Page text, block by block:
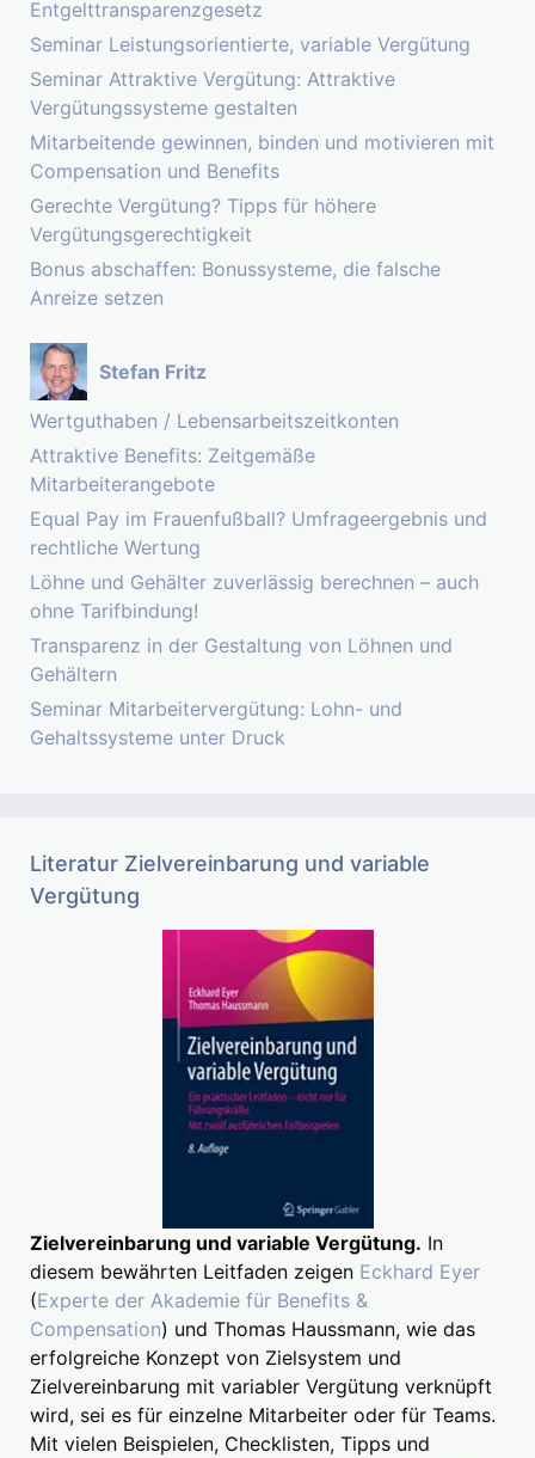
Entgelttransparenzgesetz
Seminar Leistungsorientierte, variable Vergütung
Seminar Attraktive Vergütung: Attraktive
Vergütungssysteme gestalten
Mitarbeitende gewinnen, binden und motivieren mit
Compensation und Benefits
Gerechte Vergütung? Tipps für höhere
Vergütungsgerechtigkeit
Bonus abschaffen: Bonussysteme, die falsche
Anreize setzen
Stefan Fritz
Wertguthaben / Lebensarbeitszeitkonten
Attraktive Benefits: Zeitgemäße
Mitarbeiterangebote
Equal Pay im Frauenfußball? Umfrageergebnis und
rechtliche Wertung
Löhne und Gehälter zuverlässig berechnen – auch
ohne Tarifbindung!
Transparenz in der Gestaltung von Löhnen und
Gehältern
Seminar Mitarbeitervergütung: Lohn- und
Gehaltssysteme unter Druck
Literatur Zielvereinbarung und variable
Vergütung
Zielvereinbarung und variable Vergütung. In
diesem bewährten Leitfaden zeigen Eckhard Eyer
(Experte der Akademie für Benefits &
Compensation) und Thomas Haussmann, wie das
erfolgreiche Konzept von Zielsystem und
Zielvereinbarung mit variabler Vergütung verknüpft
wird, sei es für einzelne Mitarbeiter oder für Teams.
Mit vielen Beispielen, Checklisten, Tipps und